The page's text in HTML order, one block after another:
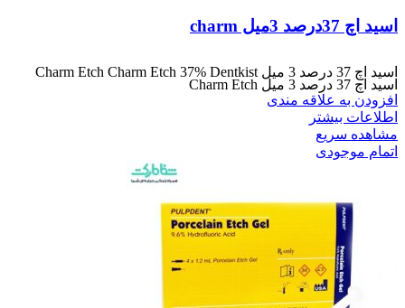
اسید اچ 37درصد 3میل charm
اسید اچ 37 درصد 3 میل Charm Etch Charm Etch 37% Dentkist
اسید اچ 37 درصد 3 میل Charm Etch
افزودن به علاقه مندی
اطلاعات بیشتر
مشاهده سریع
اتمام موجودی